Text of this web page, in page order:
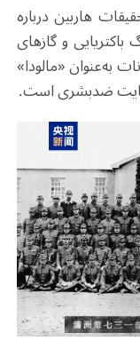
هاربین درباره
باکتریایی و گازهای
به‌عنوان «مالودا»
ضدبشری است.